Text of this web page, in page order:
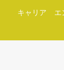
キャリア エ